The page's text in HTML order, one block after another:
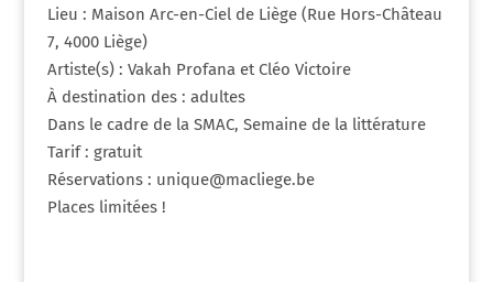
Lieu : Maison Arc-en-Ciel de Liège (Rue Hors-Château
7, 4000 Liège)
Artiste(s) : Vakah Profana et Cléo Victoire
À destination des : adultes
Dans le cadre de la SMAC, Semaine de la littérature
Tarif : gratuit
Réservations : unique@macliege.be
Places limitées !